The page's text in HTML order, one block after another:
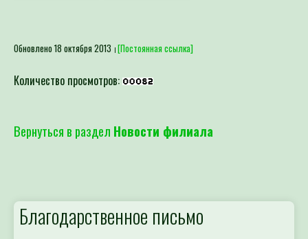
Обновлено 18 октября 2013 [Постоянная ссылка]
Количество просмотров:
Вернуться в раздел Новости филиала
Благодарственное письмо